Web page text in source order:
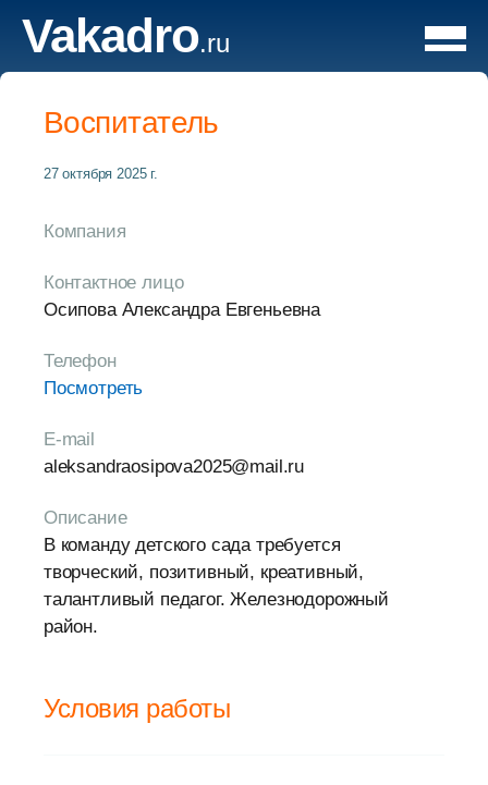
Vakadro.ru
Воспитатель
27 октября 2025 г.
Компания
Контактное лицо
Осипова Александра Евгеньевна
Телефон
Посмотреть
E-mail
aleksandraosipova2025@mail.ru
Описание
В команду детского сада требуется
творческий, позитивный, креативный,
талантливый педагог. Железнодорожный
район.
Условия работы